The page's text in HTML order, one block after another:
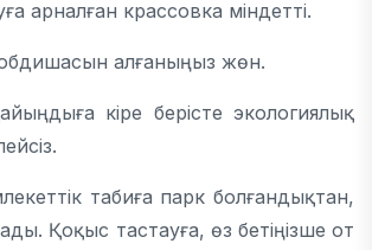
арналған крассовка міндетті.
алғаныңыз жөн.
кіре берісте экологиялық
табиға парк болғандықтан,
Қоқыс тастауға, өз бетіңізше от